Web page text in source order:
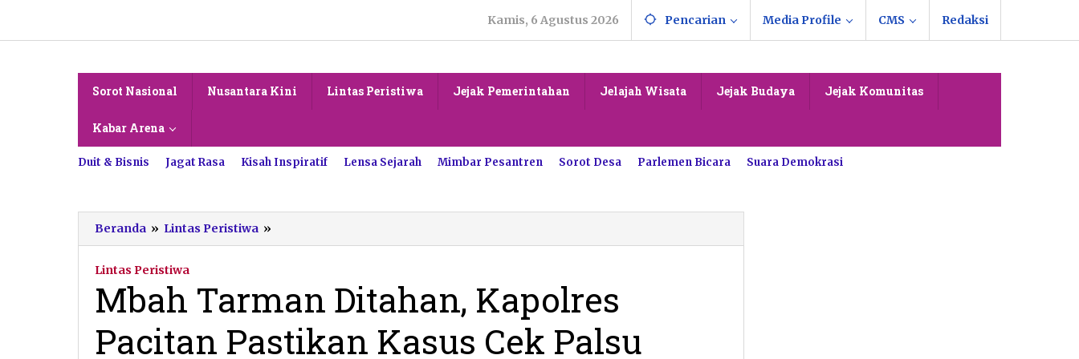
konten
Kamis, 6 Agustus 2026 Pencarian Media Profile CMS Redaksi
Sorot Nasional Nusantara Kini Lintas Peristiwa Jejak Pemerintahan Jelajah Wisata Jejak Budaya Jejak Komunitas
Kabar Arena
Duit & Bisnis Jagat Rasa Kisah Inspiratif Lensa Sejarah Mimbar Pesantren Sorot Desa Parlemen Bicara Suara Demokrasi
Beranda » Lintas Peristiwa »
Tarman
Pacitan
Pastikan
Kasus
Cek
Lintas Peristiwa
Mbah Tarman Ditahan, Kapolres
Pacitan Pastikan Kasus Cek Palsu